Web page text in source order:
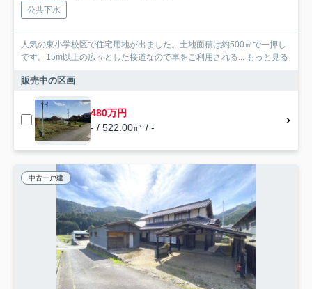
公共下水
人気の東小学校区で住宅用地が出ました。土地面積は約500㎡で一押し
です。15m以上の広々とした接道なので車をご利用される...
もっと見る
販売中の区画
480万円
- / 522.00㎡ / -
中古一戸建